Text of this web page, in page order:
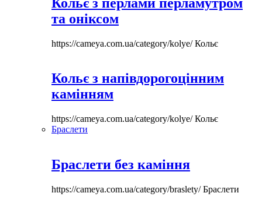
та оніксом
https://cameya.com.ua/category/kolye/Кольє
Кольє з напівдорогоцінним
камінням
https://cameya.com.ua/category/kolye/Кольє
Браслети
Браслети без каміння
https://cameya.com.ua/category/braslety/Браслети